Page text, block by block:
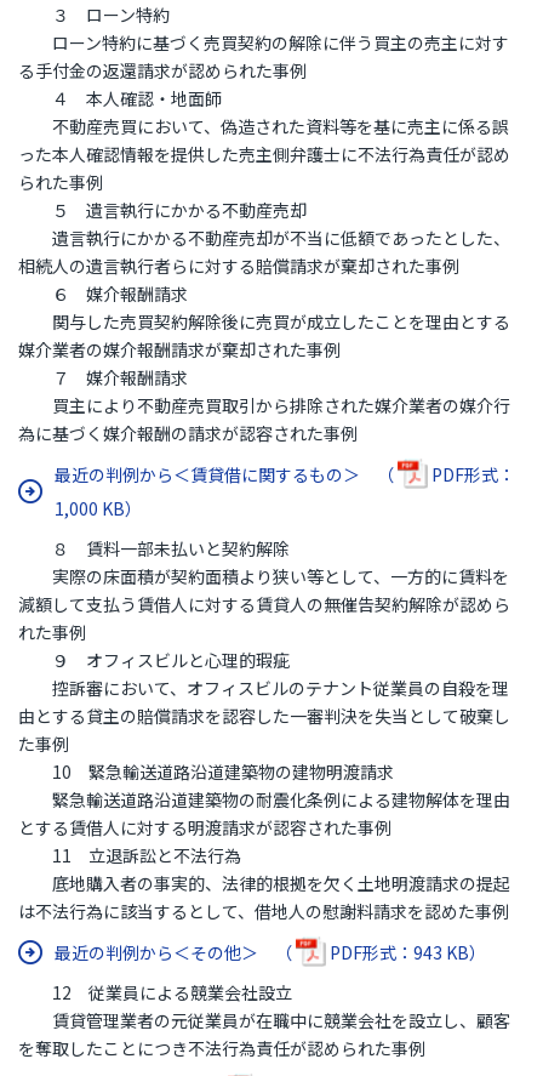
３ ローン特約
ローン特約に基づく売買契約の解除に伴う買主の売主に対す
る手付金の返還請求が認められた事例
４ 本人確認・地面師
不動産売買において、偽造された資料等を基に売主に係る誤
った本人確認情報を提供した売主側弁護士に不法行為責任が認め
られた事例
５ 遺言執行にかかる不動産売却
遺言執行にかかる不動産売却が不当に低額であったとした、
相続人の遺言執行者らに対する賠償請求が棄却された事例
６ 媒介報酬請求
関与した売買契約解除後に売買が成立したことを理由とする
媒介業者の媒介報酬請求が棄却された事例
７ 媒介報酬請求
買主により不動産売買取引から排除された媒介業者の媒介行
為に基づく媒介報酬の請求が認容された事例
最近の判例から＜賃貸借に関するもの＞ （
PDF形式：
1,000 KB）
８ 賃料一部未払いと契約解除
実際の床面積が契約面積より狭い等として、一方的に賃料を
減額して支払う賃借人に対する賃貸人の無催告契約解除が認めら
れた事例
９ オフィスビルと心理的瑕疵
控訴審において、オフィスビルのテナント従業員の自殺を理
由とする貸主の賠償請求を認容した一審判決を失当として破棄し
た事例
10 緊急輸送道路沿道建築物の建物明渡請求
緊急輸送道路沿道建築物の耐震化条例による建物解体を理由
とする賃借人に対する明渡請求が認容された事例
11 立退訴訟と不法行為
底地購入者の事実的、法律的根拠を欠く土地明渡請求の提起
は不法行為に該当するとして、借地人の慰謝料請求を認めた事例
最近の判例から＜その他＞ （
PDF形式：943 KB）
12 従業員による競業会社設立
賃貸管理業者の元従業員が在職中に競業会社を設立し、顧客
を奪取したことにつき不法行為責任が認められた事例